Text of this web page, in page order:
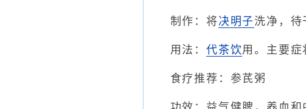
制作：将决明子洗净，待
用法： 代茶饮用。主要症
食疗推荐：参芪粥